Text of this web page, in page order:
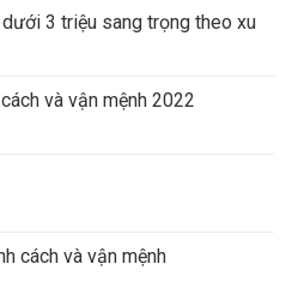
3 triệu sang trọng theo xu
và vận mệnh 2022
cách và vận mệnh